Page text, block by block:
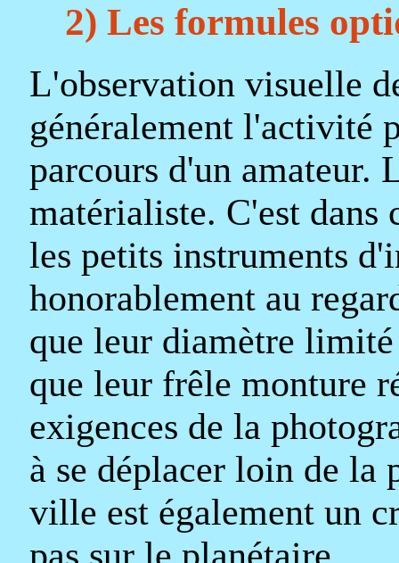
2) Les formules
L'observation visuelle
généralement l'activité
parcours d'un amateur.
matérialiste. C'est dans
les petits instruments
honorablement au
que leur diamètre
que leur frêle monture
exigences de la
à se déplacer loin de la
ville est également un